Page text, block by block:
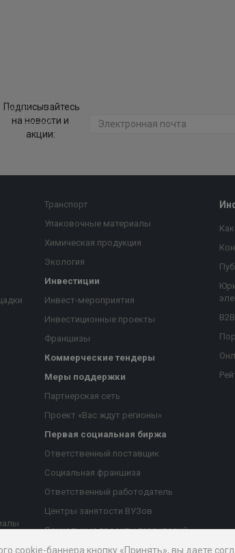
Подписывайтесь
на новости и
акции:
Транспорт
Упаковочные материалы
Химическая продукция
Экология
Инвестиции
Инвест-мероприятия
Инвестиционные проекты
Франшизы
Коммерческие тендеры
Меры поддержки
Партнерская сеть
Проект «Вас ждут регионы»
Первая социальная биржа
Ответственный поставщик
Социальная франшиза
Ответственный работодатель
Центры занятости ВУЗов
Социальные проекты территорий
Благотворительный проект
cookie-баннера кнопку «Принять», вы даете